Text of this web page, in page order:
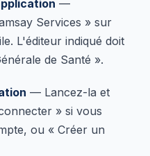
—
Services » sur
L'éditeur indiqué doit
de Santé ».
— Lancez-la et
» si vous
ou « Créer un